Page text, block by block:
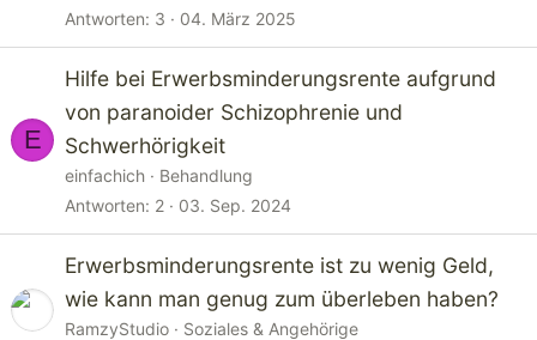
Antworten 3 04. März 2025
E
Hilfe bei Erwerbsminderungsrente aufgrund
von paranoider Schizophrenie und
Schwerhörigkeit
einfachich
Behandlung
Antworten 2 03. Sep. 2024
Erwerbsminderungsrente ist zu wenig Geld,
wie kann man genug zum überleben haben?
RamzyStudio
Soziales & Angehörige